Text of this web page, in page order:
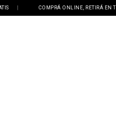
| COMPRÁ ONLINE, RETIRÁ EN